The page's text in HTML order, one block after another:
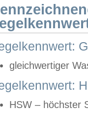
gleichwertiger
HSW – höchster